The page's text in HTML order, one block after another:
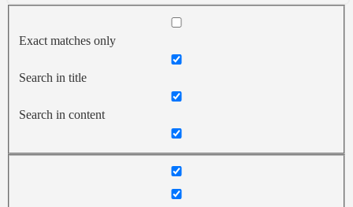
Exact matches only
Search in title
Search in content